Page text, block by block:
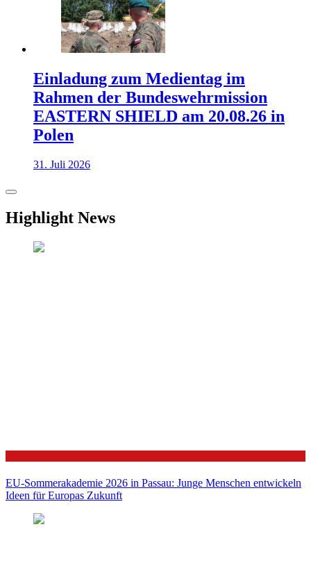
Einladung zum Medientag im
Rahmen der Bundeswehrmission
EASTERN SHIELD am 20.08.26 in
Polen
31. Juli 2026
Highlight News
EU-Sommerakademie 2026 in Passau: Junge Menschen entwickeln
Ideen für Europas Zukunft